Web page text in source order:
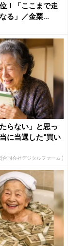
！「ここまで走
る」／金栗...
らない」と思っ
に当選した“買い
合同会社デジタルファーム )